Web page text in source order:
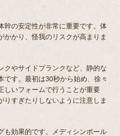
幹の安定性が非常に重要です。体
かかり、怪我のリスクが高まりま
クやサイドプランクなど、静的な
です。最初は30秒から始め、徐々
しいフォームで行うことが重要
りすぎたりしないように注意しま
も効果的です。メディシンボール